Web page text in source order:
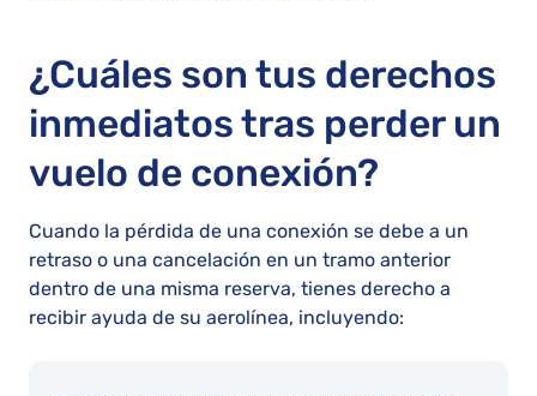
¿Cuáles son tus derechos
inmediatos tras perder un
vuelo de conexión?
Cuando la pérdida de una conexión se debe a un
retraso o una cancelación en un tramo anterior
dentro de una misma reserva, tienes derecho a
recibir ayuda de su aerolínea, incluyendo: